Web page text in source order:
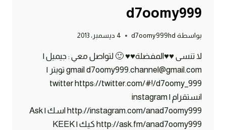
d7oomy999
بواسطة d7oomy999hd 4 ديسمبر، 2013
لا تنسى ♥♥المفضلة♥♥ 🙂 لتواصل معي : جيميل |
gmail d7oomy999.channel@gmail.com تويتر |
twitter https://twitter.com/#!/d7oomy_999
انستقرام | instagram
http://instagram.com/anad7oomy999 اسك | Ask
http://ask.fm/anad7oomy999 كيك | KEEK